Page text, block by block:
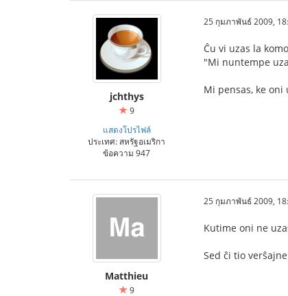
jchthys
9
แสดงโปรไฟล์
ประเทศ: สหรัฐอเมริกา
ข้อความ 947
25 กุมภาพันธ์ 2009,
Ĉu vi uzas la
"Mi nuntempe
Mi pensas, ke oni
Matthieu
9
25 กุมภาพันธ์ 2009,
Kutime oni ne
Sed ĉi tio